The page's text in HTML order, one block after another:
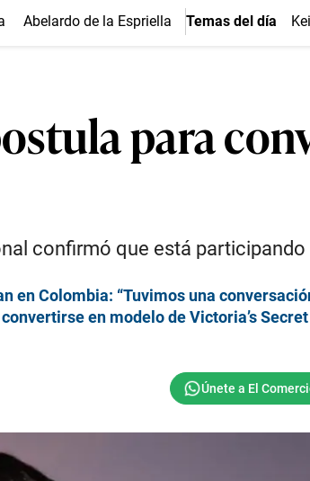
Abelardo de la Espriella Temas del día
para
confirmó que está
en Colombia: “Tuvimos una
en modelo de Victoria’s Secret